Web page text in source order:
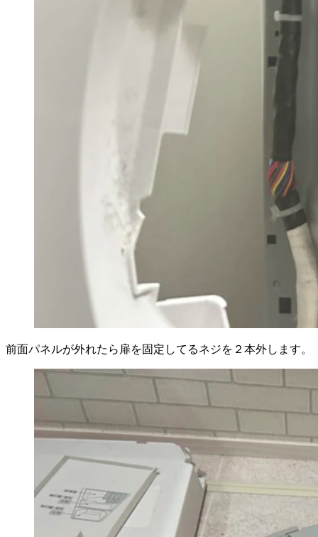
前面パネルが外れたら扉を固定してるネジを２本外します。